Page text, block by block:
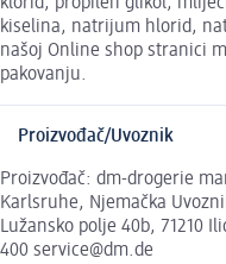
kiselina, natrijum hlorid,
našoj Online shop stranici
pakovanju.
Proizvođač/Uvoznik
Proizvođač: dm-drogerie
Karlsruhe, Njemačka
Lužansko polje 40b, 71210
400 service@dm.de